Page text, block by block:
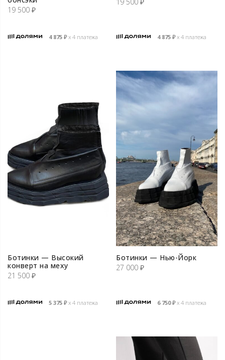
19 500 ₽
4 875 ₽х 4 платежа 4 875 ₽х 4 платежа
Ботинки — Высокий
конверт на меху
21 500 ₽
5 375 ₽х 4 платежа
Ботинки — Нью-Йорк
27 000 ₽
6 750₽х 4 платежа